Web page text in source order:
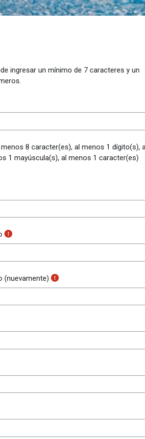
ingresar un mínimo de 7 caracteres y un
8 caracter(es), al menos 1 dígito(s),
1 mayúscula(s), al menos 1 caracter(es)
(nuevamente)